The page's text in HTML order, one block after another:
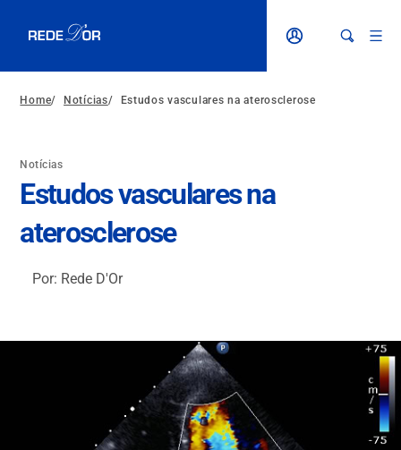
Home/ Notícias/ Estudos vasculares na aterosclerose
Notícias
Estudos vasculares na
aterosclerose
Por: Rede D'Or